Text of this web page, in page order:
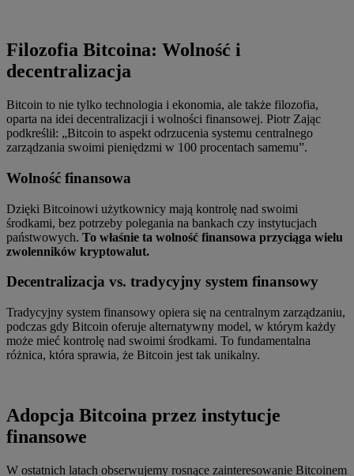
Filozofia Bitcoina: Wolność i
decentralizacja
Bitcoin to nie tylko technologia i ekonomia, ale także filozofia,
oparta na idei decentralizacji i wolności finansowej. Piotr Zając
podkreślił: „Bitcoin to aspekt odrzucenia systemu centralnego
zarządzania swoimi pieniędzmi w 100 procentach samemu”.
Wolność finansowa
Dzięki Bitcoinowi użytkownicy mają kontrolę nad swoimi
środkami, bez potrzeby polegania na bankach czy instytucjach
państwowych. To właśnie ta wolność finansowa przyciąga wielu
zwolenników kryptowalut.
Decentralizacja vs. tradycyjny system finansowy
Tradycyjny system finansowy opiera się na centralnym zarządzaniu,
podczas gdy Bitcoin oferuje alternatywny model, w którym każdy
może mieć kontrolę nad swoimi środkami. To fundamentalna
różnica, która sprawia, że Bitcoin jest tak unikalny.
Adopcja Bitcoina przez instytucje
finansowe
W ostatnich latach obserwujemy rosnące zainteresowanie Bitcoinem